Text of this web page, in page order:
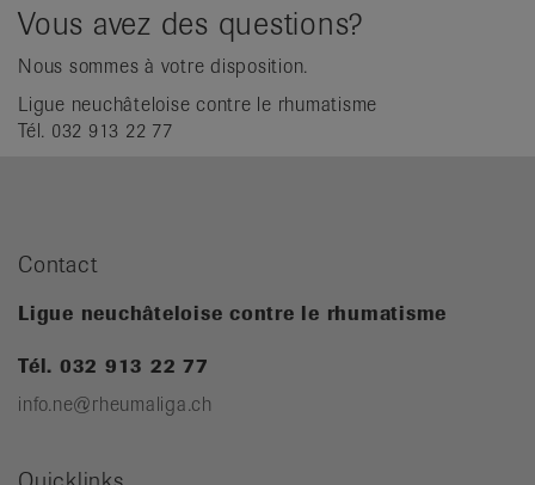
Vous avez des questions?
Nous sommes à votre disposition.
Ligue neuchâteloise contre le rhumatisme
Tél. 032 913 22 77
Contact
Ligue neuchâteloise contre le rhumatisme
Tél. 032 913 22 77
info.ne@rheumaliga.ch